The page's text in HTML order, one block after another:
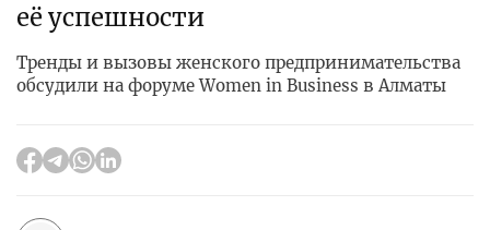
её успешности
Тренды и вызовы женского предпринимательства
обсудили на форуме Women in Business в Алматы